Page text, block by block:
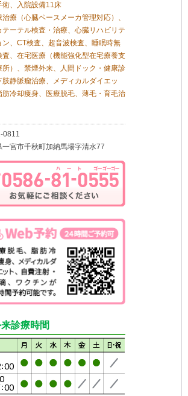
術、入院設備11床
治療（心臓ペースメーカ管理対応）、
テーテル検査・治療、心臓リハビリテ
ン、CT検査、超音波検査、睡眠時無
査、在宅医療（機能強化型在宅療養支
所）、禁煙外来、人間ドック・健康診
肢静脈瘤治療、メディカルダイエッ
肪冷却痩身、医療脱毛、薄毛・育毛治
0811
一宮市千秋町加納馬場字清水77
診療時間